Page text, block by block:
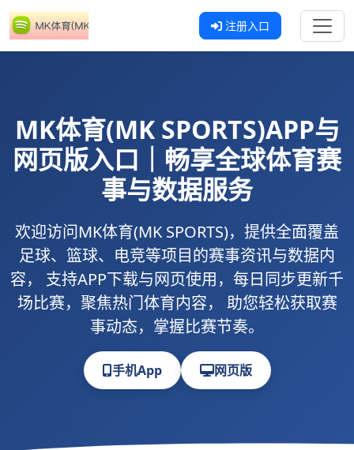
注册入口
MK体育(MK SPORTS)APP与
网页版入口｜畅享全球体育赛
事与数据服务
欢迎访问MK体育(MK SPORTS)，提供全面覆盖
足球、篮球、电竞等项目的赛事资讯与数据内
容， 支持APP下载与网页使用，每日同步更新千
场比赛，聚焦热门体育内容， 助您轻松获取赛
事动态，掌握比赛节奏。
手机App 网页版